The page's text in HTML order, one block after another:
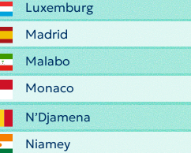
Luxemburg
Madrid
Malabo
Monaco
N’Djamena
Niamey